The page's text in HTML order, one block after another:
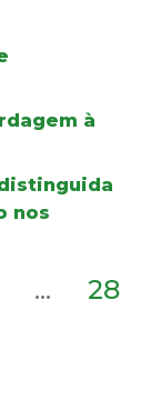
à
nos
... 28